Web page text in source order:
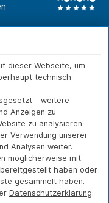
IT-Beratung und
Service
Reparatur
Versand- und
Zahlarten
Rücksendung und
Widerruf
IMPRESSUM
DATENSCHUTZ
FERNWARTUNG
dieser Webseite, um
technisch
- weitere
Anzeigen zu
zu analysieren.
Verwendung unserer
Analysen weiter.
möglicherweise mit
haben oder
gesammelt haben.
Datenschutzerklärung.